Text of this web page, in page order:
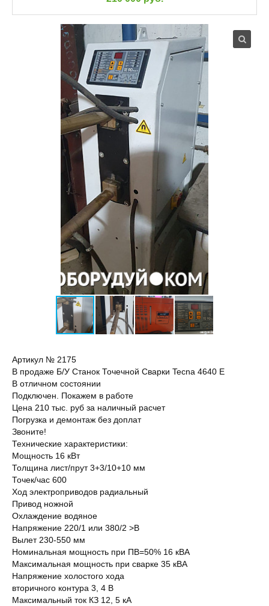
Артикул № 2175
В продаже Б/У Станок Точечной Сварки Tecna 4640 E
В отличном состоянии
Подключен. Покажем в работе
Цена 210 тыс. руб за наличный расчет
Погрузка и демонтаж без доплат
Звоните!
Технические характеристики:
Мощность 16 кВт
Толщина лист/прут 3+3/10+10 мм
Точек/час 600
Ход электроприводов радиальный
Привод ножной
Охлаждение водяное
Напряжение 220/1 или 380/2 >В
Вылет 230-550 мм
Номинальная мощность при ПВ=50% 16 кВА
Максимальная мощность при сварке 35 кВА
Напряжение холостого хода
вторичного контура 3, 4 В
Максимальный ток КЗ 12, 5 кА